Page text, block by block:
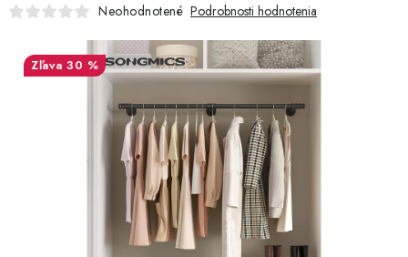
PRACOVŇA / KANCELÁRIA
Neohodnotené Podrobnosti hodnotenia
30 %